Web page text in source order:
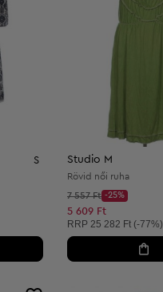
S Studio M
Rövid női ruha
Kezdő ár:
7 557 Ft
Discount Price:
-25%
Csökkentett ár:
5 609 Ft
Ajánlott ár:
RRP 25 282 Ft (-77%)